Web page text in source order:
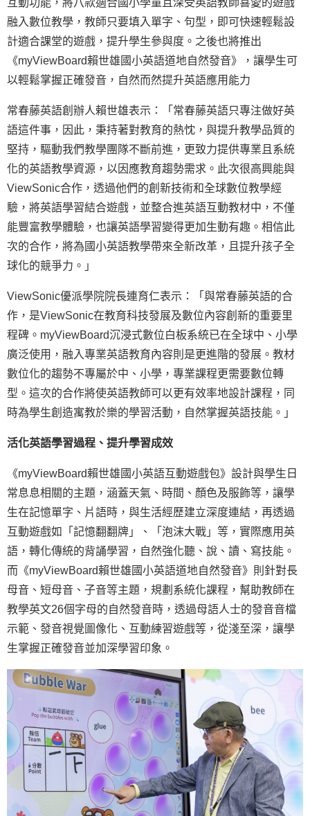
互動功能，將八款適合國小學童且深受英語教師喜愛的遊戲
融入數位教學，教師只要填入單字、句型，即可快速輕鬆設
計適合課堂的遊戲，提升學生參與度。之後也將推出
《myViewBoard賴世雄國小英語道地自然發音》，讓學生可
以輕鬆掌握正確發音，自然而然提升英語應用能力
常春藤英語創辦人賴世雄表示：「常春藤英語只專注做好英
語這件事，因此，秉持著對教育的熱忱，與提升教學品質的
堅持，驅動我們教學團隊不斷前進，更致力提供專業且系統
化的英語教學資源，以因應教育趨勢需求。此次很高興能與
ViewSonic合作，透過他們的創新技術和全球數位教學經
驗，將英語學習結合遊戲，並整合進英語互動教材中，不僅
能豐富教學體驗，也讓英語學習變得更加生動有趣。相信此
次的合作，將為國小英語教學帶來全新改革，且提升孩子全
球化的競爭力。」
ViewSonic優派學院院長連育仁表示：「與常春藤英語的合
作，是ViewSonic在教育科技發展及數位內容創新的重要里
程碑。myViewBoard沉浸式數位白板系統已在全球中、小學
廣泛使用，融入專業英語教育內容則是更進階的發展。教材
數位化的趨勢不專屬於中、小學，專業課程更需要數位轉
型。這次的合作將使英語教師可以更有效率地設計課程，同
時為學生創造寓教於樂的學習活動，自然掌握英語技能。」
活化英語學習過程、提升學習成效
《myViewBoard賴世雄國小英語互動遊戲包》設計與學生日
常息息相關的主題，涵蓋天氣、時間、顏色及服飾等，讓學
生在記憶單字、片語時，與生活經歷建立深度連結，再透過
互動遊戲如「記憶翻翻牌」、「泡沫大戰」等，實際應用英
語，轉化傳統的背誦學習，自然強化聽、說、讀、寫技能。
而《myViewBoard賴世雄國小英語道地自然發音》則針對長
母音、短母音、子音等主題，規劃系統化課程，幫助教師在
教學英文26個字母的自然發音時，透過母語人士的發音音檔
示範、發音視覺圖像化、互動練習遊戲等，從淺至深，讓學
生掌握正確發音並加深學習印象。